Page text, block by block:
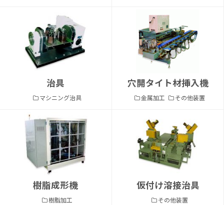
治具
マシニング治具
穴開タイト材挿入機
金属加工 その他装置
樹脂成形機
樹脂加工
仮付け溶接治具
その他装置